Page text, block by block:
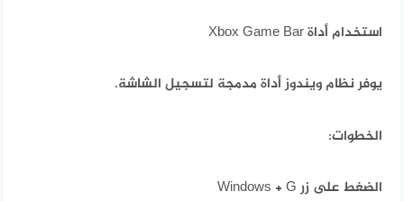
استخدام أداة Xbox Game Bar
يوفر نظام ويندوز أداة مدمجة لتسجيل الشاشة.
الخطوات:
الضغط على زر Windows + G